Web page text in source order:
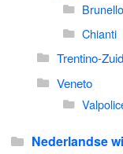
Chianti
Trentino-
Veneto
Nederlandse